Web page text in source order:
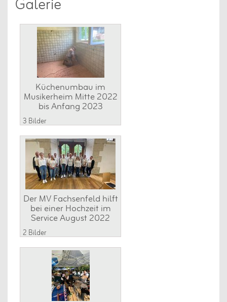
Küchenumbau im
Musikerheim Mitte 2022
bis Anfang 2023
3 Bilder
Der MV Fachsenfeld hilft
bei einer Hochzeit im
Service August 2022
2 Bilder